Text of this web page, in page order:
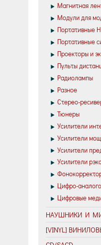
Магнитная
Модули для
Портативные
Портативные
Проекторы и
Пульты
Радиолампы
Разное
Стерео-
Тюнеры
Усилители
Усилители
Усилители
Усилители
Цифро-
Цифровые
НАУШНИКИ И
[VINYL]